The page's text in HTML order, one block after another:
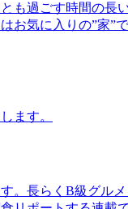
過ごす時間の長
気に入りの”家”
ます。
。長らくB級グル